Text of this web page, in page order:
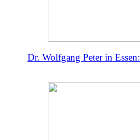
Dr. Wolfgang Peter in